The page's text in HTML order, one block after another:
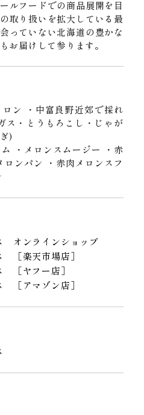
ルフードでの商品展開を目
取り扱いを拡大している最
っていない北海道の豊かな
お届けして参ります。
ロン ・中富良野近郊で採れ
ス・とうもろこし・じゃが
)
・メロンスムージー ・赤
ロンパン ・赤肉メロンスフ
オンラインショップ
［楽天市場店］
［ヤフー店］
［アマゾン店］